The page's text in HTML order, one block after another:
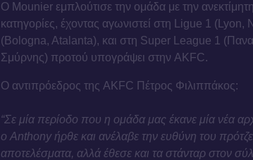
Ο Mounier εμπλούτισε την ομάδα με την
κατηγορίες, έχοντας αγωνιστεί στη Ligue 1
(Bologna, Atalanta), και στη Super League 1
Σμύρνης) προτού υπογράψει στην AKFC.
O αντιπρόεδρος της AKFC Πέτρος Φιλιππάκος:
“Σε μία περίοδο που η ομάδα μας έκανε μία νέα
ο Anthony ήρθε και ανέλαβε την ευθύνη του
αποτελέσματα, αλλά έθεσε και τα στάνταρ στον